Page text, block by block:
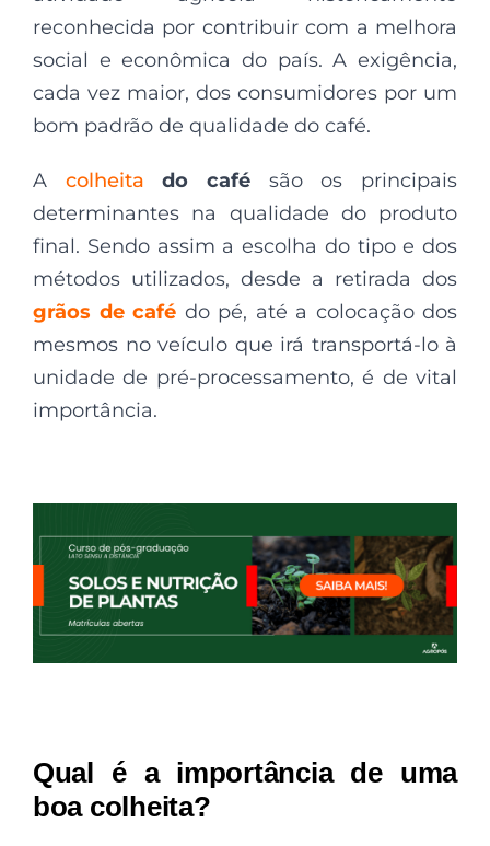
reconhecida por contribuir com a melhora
social e econômica do país. A exigência,
cada vez maior, dos consumidores por um
bom padrão de qualidade do café.
A colheita do café são os principais
determinantes na qualidade do produto
final. Sendo assim a escolha do tipo e dos
métodos utilizados, desde a retirada dos
grãos de café do pé, até a colocação dos
mesmos no veículo que irá transportá-lo à
unidade de pré-processamento, é de vital
importância.
Qual é a importância de uma
boa colheita?